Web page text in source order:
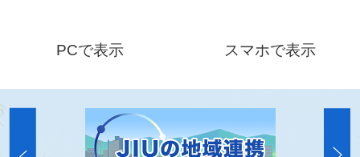
PCで表示 スマホで表示